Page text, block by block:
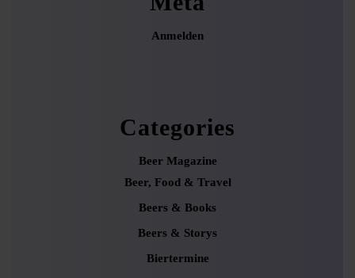
Anmelden
Categories
Beer Magazine
Beer, Food & Travel
Beers & Books
Beers & Storys
Biertermine